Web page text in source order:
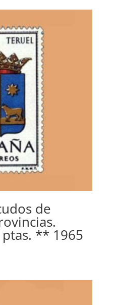
de
** 1965